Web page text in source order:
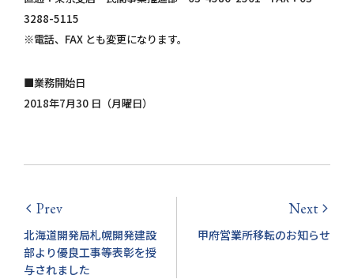
3288-5115
※電話、FAX とも変更になります。
■業務開始日
2018年7月30 日（月曜日）
arrow_back_ios Prev
北海道開発局札幌開発建設
部より優良工事等表彰を授
与されました
Next arrow_forward_ios
甲府営業所移転のお知らせ